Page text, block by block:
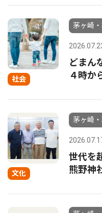
社会
茅ヶ崎・
どまん
４時か
文化
茅ヶ崎・
世代を
熊野神